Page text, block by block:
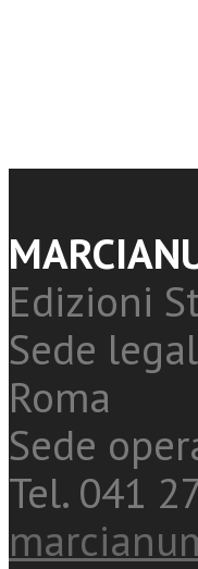
Edizioni
Sede
Roma
Sede
Tel. 041